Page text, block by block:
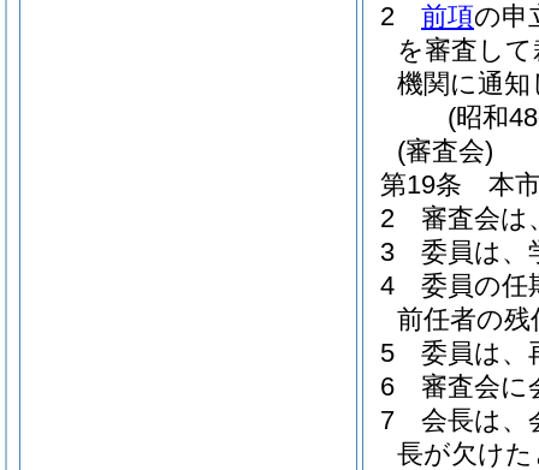
2
前項の申
を審査し
機関に通
(昭和
(審査会)
第19条
本
2
審査会は
3
委員は、
4
委員の任
前任者の
5
委員は、
6
審査会に
7
会長は、
長が欠け